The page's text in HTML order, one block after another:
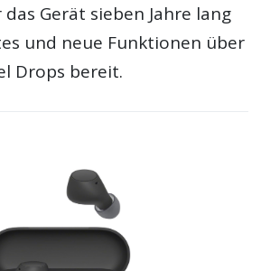
Gerät sieben Jahre lang
und neue Funktionen über
Drops bereit.